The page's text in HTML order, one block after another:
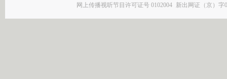
网上传播视听节目许可证号 0102004 新出网证（京）